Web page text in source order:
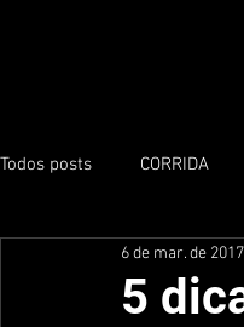
Todos posts CORRIDA
TRIATHLON
5
6 de mar. de 2017